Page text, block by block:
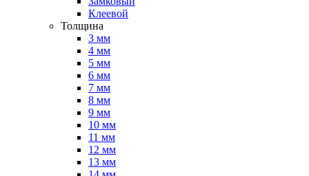
Клеевой
Толщина
3 мм
4 мм
5 мм
6 мм
7 мм
8 мм
9 мм
10 мм
11 мм
12 мм
13 мм